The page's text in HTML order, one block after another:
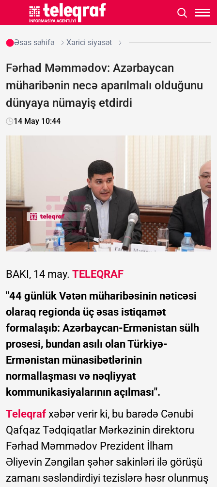
Əsas səhifə Xarici siyasət
Fərhad Məmmədov: Azərbaycan
müharibənin necə aparılmalı olduğunu
dünyaya nümayiş etdirdi
14 May 10:44
BAKI, 14 may. TELEQRAF
"44 günlük Vətən müharibəsinin nəticəsi
olaraq regionda üç əsas istiqamət
formalaşıb: Azərbaycan-Ermənistan sülh
prosesi, bundan asılı olan Türkiyə-
Ermənistan münasibətlərinin
normallaşması və nəqliyyat
kommunikasiyalarının açılması".
Teleqraf xəbər verir ki, bu barədə Cənubi
Qafqaz Tədqiqatlar Mərkəzinin direktoru
Fərhad Məmmədov Prezident İlham
Əliyevin Zəngilan şəhər sakinləri ilə görüşü
zamanı səsləndirdiyi tezislərə həsr olunmuş